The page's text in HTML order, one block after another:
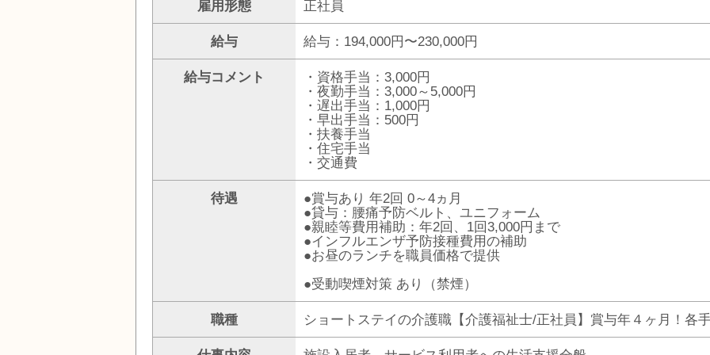
雇用形態 正社員
給与 給与：194,000円〜230,000円
給与コメント
・資格手当：3,000円
・夜勤手当：3,000～5,000円
・遅出手当：1,000円
・早出手当：500円
・扶養手当
・住宅手当
・交通費
待遇
●賞与あり 年2回 0～4ヵ月
●貸与：腰痛予防ベルト、ユニフォーム
●親睦等費用補助：年2回、1回3,000円まで
●インフルエンザ予防接種費用の補助
●お昼のランチを職員価格で提供
●受動喫煙対策 あり（禁煙）
職種 ショートステイの介護職【介護福祉士/正社員】賞与年４ヶ月！各